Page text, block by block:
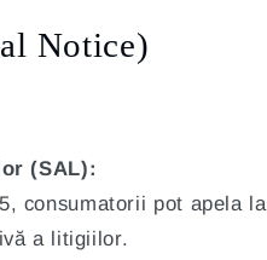
Notice)
(SAL):
consumatorii pot apela la
a litigiilor.